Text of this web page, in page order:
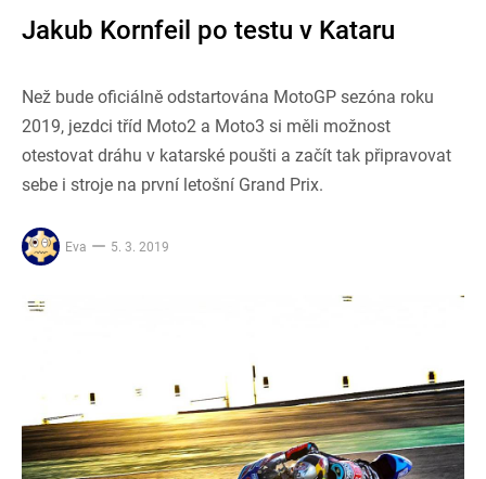
Jakub Kornfeil po testu v Kataru
Než bude oficiálně odstartována MotoGP sezóna roku
2019, jezdci tříd Moto2 a Moto3 si měli možnost
otestovat dráhu v katarské poušti a začít tak připravovat
sebe i stroje na první letošní Grand Prix.
Eva 5. 3. 2019